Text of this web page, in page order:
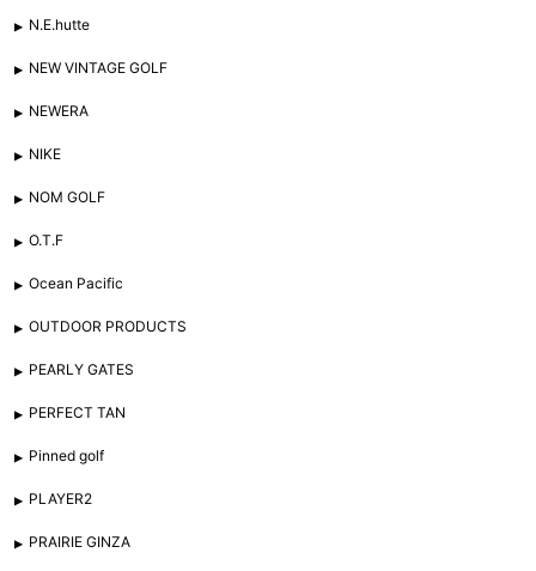
N.E.hutte
NEW VINTAGE GOLF
NEWERA
NIKE
NOM GOLF
O.T.F
Ocean Pacific
OUTDOOR PRODUCTS
PEARLY GATES
PERFECT TAN
Pinned golf
PLAYER2
PRAIRIE GINZA